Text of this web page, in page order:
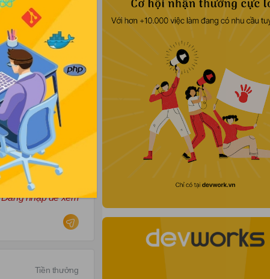
Tiền thưởng
Đăng nhập để xem
Tiền thưởng
Đăng nhập để xem
Tiền thưởng